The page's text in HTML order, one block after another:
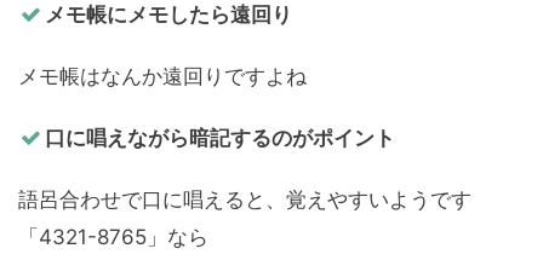
メモ帳にメモしたら遠回り
メモ帳はなんか遠回りですよね
口に唱えながら暗記するのがポイント
語呂合わせで口に唱えると、覚えやすいようです
「4321-8765」なら